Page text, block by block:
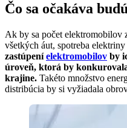
Čo sa očakáva
Ak by sa počet elektromobilov
všetkých áut, spotreba
zastúpeníelektromobilov by
úroveň, ktorá by
krajine. Takéto množstvo
distribúcia by si vyžiadala